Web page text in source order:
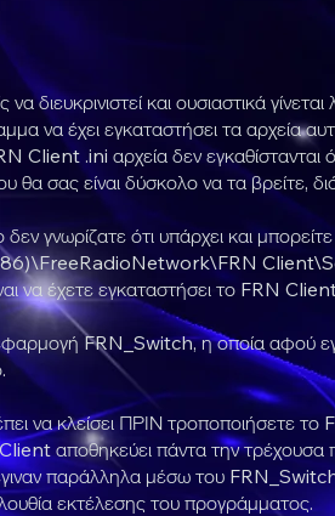
FRN_Switch, η οποία αφού
να κλείσει ΠΡΙΝ τροποποιήσετε
αποθηκεύει πάντα την
παράλληλα μέσω του FRN_Switch
εκτέλεσης του προγράμματος.
διευκρινιστεί και ουσιαστικά γίνεται
να έχει εγκαταστήσει τα αρχεία
Client .ini αρχεία δεν
είναι δύσκολο να τα βρείτε,
γνωρίζατε ότι υπάρχει και
να έχετε εγκαταστήσει το FRN